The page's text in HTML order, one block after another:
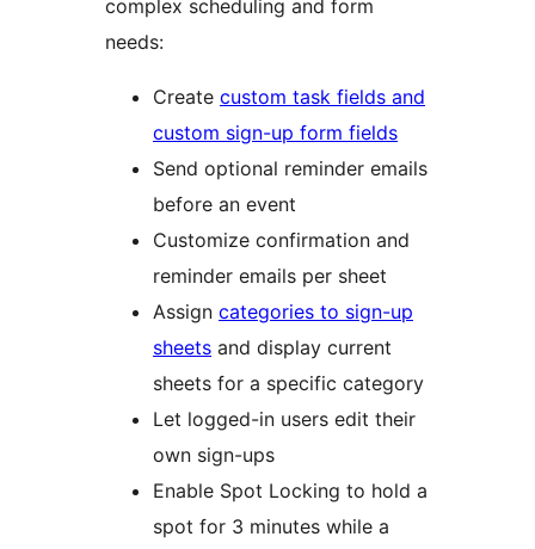
complex scheduling and form
needs:
Create custom task fields and
custom sign-up form fields
Send optional reminder emails
before an event
Customize confirmation and
reminder emails per sheet
Assign categories to sign-up
sheets and display current
sheets for a specific category
Let logged-in users edit their
own sign-ups
Enable Spot Locking to hold a
spot for 3 minutes while a